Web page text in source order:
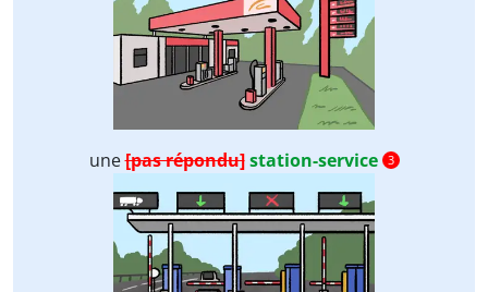
une[pas répondu] station-service 3